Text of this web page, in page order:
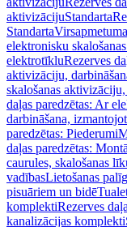
aktivizācijuStandarta
StandartaVirsapmetuma
elektronisku
elektrotīkluRezerves
aktivizāciju,
skalošanas
daļas paredzētas: Ar
darbināšana,
paredzētas: Piederumi
daļas paredzētas:
caurules, skalošanas
vadībasLietošanas
pisuāriem un bidē
komplektiRezerves
kanalizācijas komplekti